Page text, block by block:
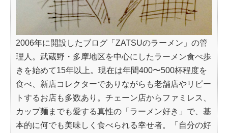
2006年に開設したブログ「ZATSUのラーメン」の管
理人。武蔵野・多摩地区を中心にしたラーメン食べ歩
きを始めて15年以上。現在は年間400〜500杯程度を
食べ、新店コレクターでありながらも老舗店やリピー
トするお店も多数あり。チェーン店からファミレス、
カップ麺までも愛する真性の「ラーメン好き」で、基
本的に何でも美味しく食べられる幸せ者。「自分の好